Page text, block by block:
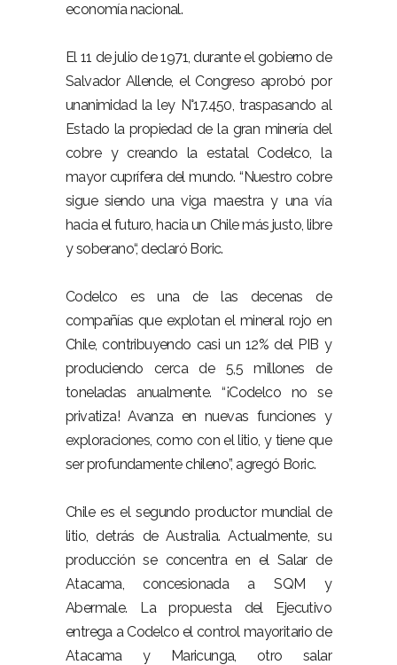
economía nacional.
El 11 de julio de 1971, durante el gobierno de
Salvador Allende, el Congreso aprobó por
unanimidad la ley N°17.450, traspasando al
Estado la propiedad de la gran minería del
cobre y creando la estatal Codelco, la
mayor cuprífera del mundo. “Nuestro cobre
sigue siendo una viga maestra y una vía
hacia el futuro, hacia un Chile más justo, libre
y soberano“, declaró Boric.
Codelco es una de las decenas de
compañías que explotan el mineral rojo en
Chile, contribuyendo casi un 12% del PIB y
produciendo cerca de 5,5 millones de
toneladas anualmente. “¡Codelco no se
privatiza! Avanza en nuevas funciones y
exploraciones, como con el litio, y tiene que
ser profundamente chileno”, agregó Boric.
Chile es el segundo productor mundial de
litio, detrás de Australia. Actualmente, su
producción se concentra en el Salar de
Atacama, concesionada a SQM y
Abermale. La propuesta del Ejecutivo
entrega a Codelco el control mayoritario de
Atacama y Maricunga, otro salar